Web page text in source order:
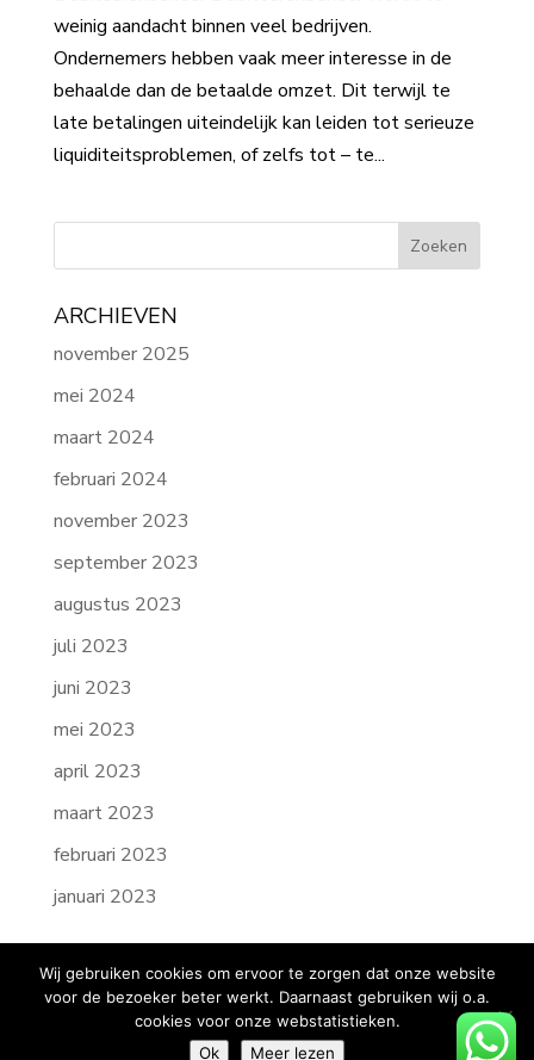
weinig aandacht binnen veel bedrijven.
Ondernemers hebben vaak meer interesse in de
behaalde dan de betaalde omzet. Dit terwijl te
late betalingen uiteindelijk kan leiden tot serieuze
liquiditeitsproblemen, of zelfs tot – te...
ARCHIEVEN
november 2025
mei 2024
maart 2024
februari 2024
november 2023
september 2023
augustus 2023
juli 2023
juni 2023
mei 2023
april 2023
maart 2023
februari 2023
januari 2023
Copyright © Credit Collect B.V.Algemene voorwaardenKvK nummer:
97588814
Wij gebruiken cookies om ervoor te zorgen dat onze website
voor de bezoeker beter werkt. Daarnaast gebruiken wij o.a.
cookies voor onze webstatistieken.
Ok
Meer lezen